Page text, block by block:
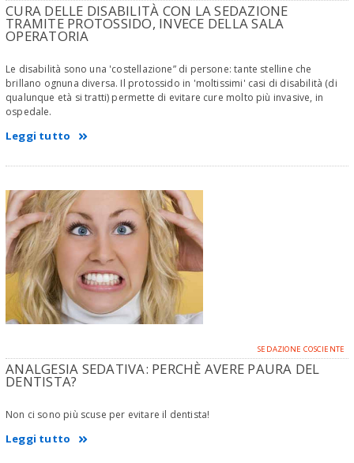
CURA DELLE DISABILITÀ CON LA SEDAZIONE
TRAMITE PROTOSSIDO, INVECE DELLA SALA
OPERATORIA
Le disabilità sono una 'costellazione” di persone: tante stelline che
brillano ognuna diversa. Il protossido in 'moltissimi' casi di disabilità (di
qualunque età si tratti) permette di evitare cure molto più invasive, in
ospedale.
Leggi tutto
SEDAZIONE COSCIENTE
ANALGESIA SEDATIVA: PERCHÈ AVERE PAURA DEL
DENTISTA?
Non ci sono più scuse per evitare il dentista!
Leggi tutto